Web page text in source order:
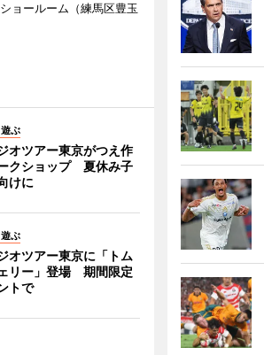
ョールーム（練馬区豊玉
ぶ
オツアー東京がつえ作
クショップ 夏休み子
けに
ぶ
オツアー東京に「トム
リー」登場 期間限定
トで